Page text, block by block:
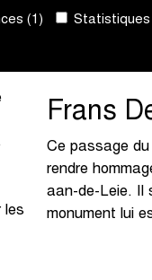
(1)
Statistiques
les
Frans
Ce passage du
rendre
aan-de-Leie. Il
monument lui